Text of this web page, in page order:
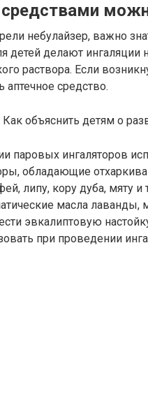
небулайзер, важно
детей делают
раствора. Если
средство.
объяснить детям о
паровых ингаляторов
обладающие
липу, кору дуба, мяту
масла
эвкалиптовую
при проведении